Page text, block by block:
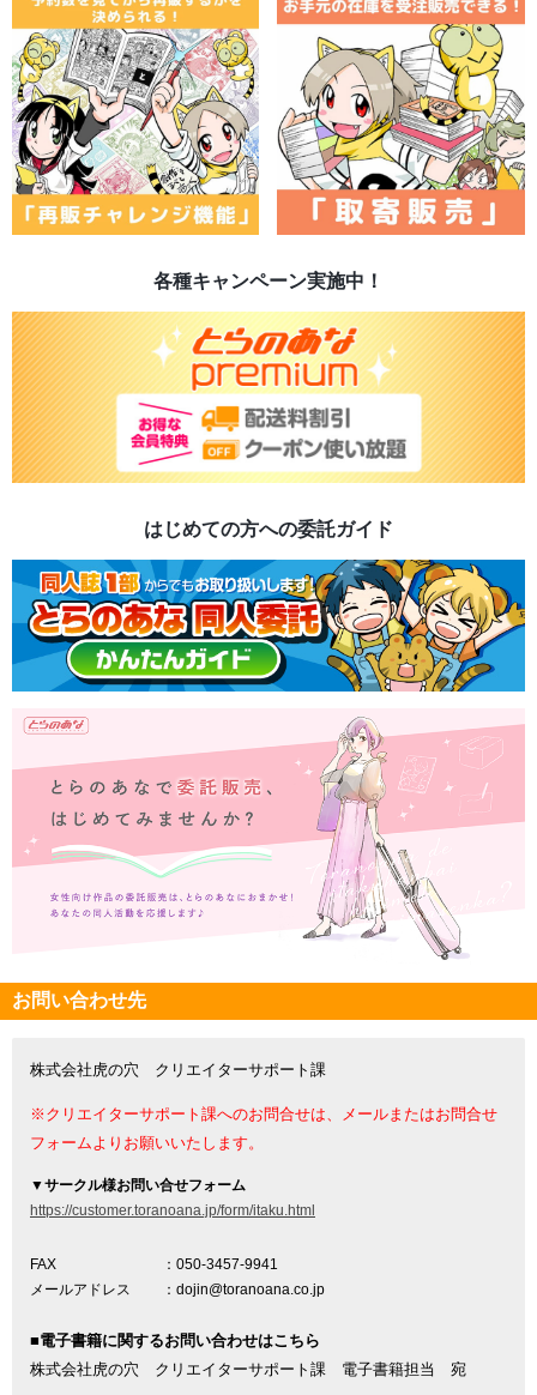
各種キャンペーン実施中！
はじめての方への委託ガイド
お問い合わせ先
株式会社虎の穴 クリエイターサポート課
※クリエイターサポート課へのお問合せは、メールまたはお問合せ
フォームよりお願いいたします。
▼サークル様お問い合せフォーム
https://customer.toranoana.jp/form/itaku.html
FAX
：050-3457-9941
メールアドレス
：dojin@toranoana.co.jp
■電子書籍に関するお問い合わせはこちら
株式会社虎の穴 クリエイターサポート課 電子書籍担当 宛